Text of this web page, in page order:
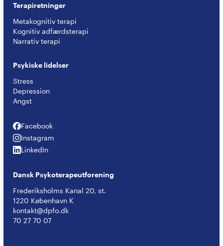
Terapiretninger
Metakognitiv terapi
Kognitiv adfærdsterapi
Narrativ terapi
Psykiske lidelser
Stress
Depression
Angst
Facebook
Facebook
Instagram
Instagram
LinkedIn
LinkedIn
Dansk Psykoterapeutforening
Frederiksholms Kanal 20, st.
1220 København K
kontakt@dpfo.dk
70 27 70 07